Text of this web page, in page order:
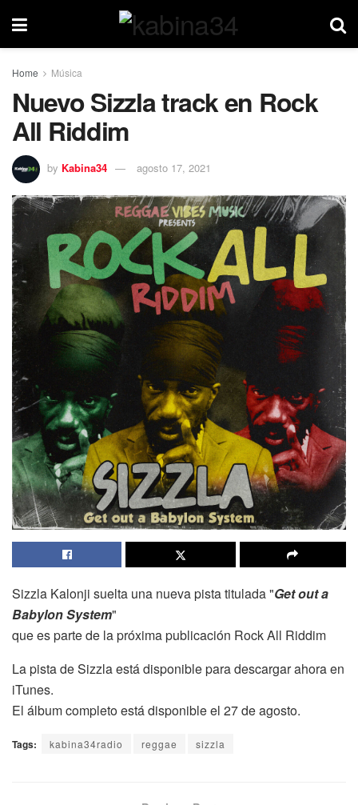
Home Música
Nuevo Sizzla track en Rock
All Riddim
by Kabina34 agosto 17, 2021
Sizzla Kalonji suelta una nueva pista titulada "Get out a
Babylon System"
que es parte de la próxima publicación Rock All Riddim
La pista de Sizzla está disponible para descargar ahora en
iTunes.
El álbum completo está disponible el 27 de agosto.
Tags: kabina34radio reggae sizzla